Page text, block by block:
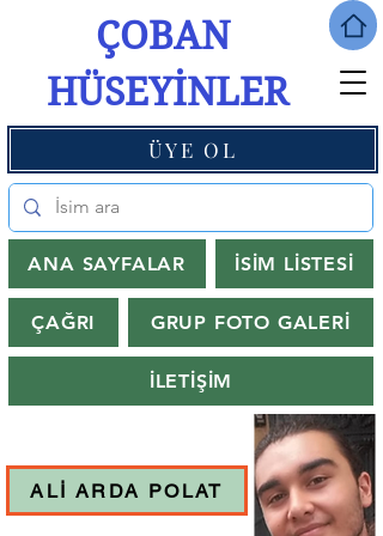
ÇOBAN
HÜSEYİNLER
ANA SAYFALAR İSİM LİSTESİ
ÇAĞRI GRUP FOTO GALERİ
İLETİŞİM
ÜYE OL
ALİ ARDA POLAT